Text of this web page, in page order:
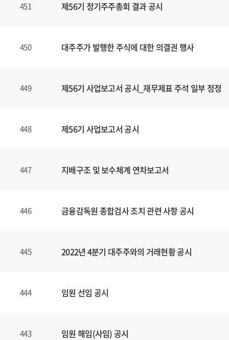
451 제56기 정기주주총회 결과 공시
450 대주주가 발행한 주식에 대한 의결권 행사
449 제56기 사업보고서 공시_재무제표 주석 일부 정정
448 제56기 사업보고서 공시
447 지배구조 및 보수체계 연차보고서
446 금융감독원 종합검사 조치 관련 사항 공시
445 2022년 4분기 대주주와의 거래현황 공시
444 임원 선임 공시
443 임원 해임(사임) 공시